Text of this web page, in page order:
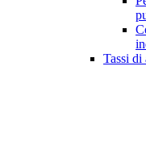
Tassi di